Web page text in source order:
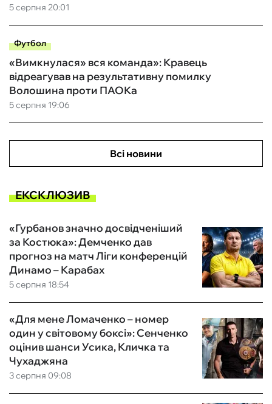
5 серпня 20:01
Футбол
5 серпня 19:06
«Вимкнулася» вся команда»: Кравець
відреагував на результативну помилку
Волошина проти ПАОКа
Всі новини
ЕКСКЛЮЗИВ
5 серпня 18:54
«Гурбанов значно досвідченіший
за Костюка»: Демченко дав
прогноз на матч Ліги конференцій
Динамо – Карабах
3 серпня 09:08
«Для мене Ломаченко – номер
один у світовому боксі»: Сенченко
оцінив шанси Усика, Кличка та
Чухаджяна